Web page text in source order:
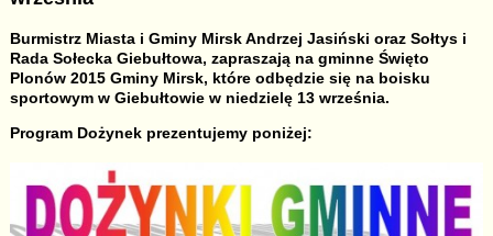
Burmistrz Miasta i Gminy Mirsk Andrzej Jasiński oraz Sołtys i
Rada Sołecka Giebułtowa, zapraszają na gminne Święto
Plonów 2015 Gminy Mirsk, które odbędzie się na boisku
sportowym w Giebułtowie w niedzielę 13 września.
Program Dożynek prezentujemy poniżej: